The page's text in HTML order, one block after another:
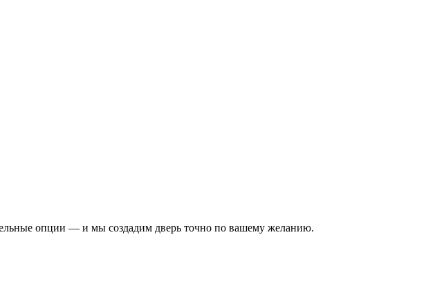
опции — и мы создадим дверь точно по вашему желанию.